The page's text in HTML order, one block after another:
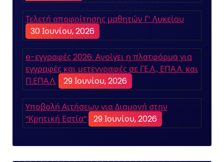
Τελετή αποφοίτησης μαθητών Γ’ Λυκείου
30 Ιουνίου, 2026
e-εγγραφές 2026: Ανοίγει η πλατφόρμα για
εγγραφές και μετεγγραφές σε ΓΕ.Λ., ΕΠΑ.Λ. και
Π.ΕΠΑ.Λ.
29 Ιουνίου, 2026
Yποβολή Αιτήσεων για Διαμονή στην
“Κρητική Εστία”
29 Ιουνίου, 2026